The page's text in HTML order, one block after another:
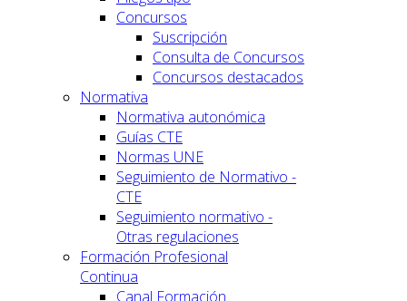
Concursos
Suscripción
Consulta de Concursos
Concursos destacados
Normativa
Normativa autonómica
Guías CTE
Normas UNE
Seguimiento de Normativo -
CTE
Seguimiento normativo -
Otras regulaciones
Formación Profesional
Continua
Canal Formación